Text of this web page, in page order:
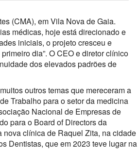
(CMA), em Vila Nova de Gaia.
médicas, hoje está direcionado e
iniciais, o projeto cresceu e
dia”. O CEO e diretor clínico
dos elevados padrões de
outros temas que mereceram a
Trabalho para o setor da medicina
Nacional de Empresas de
para o Board of Directors da
clínica de Raquel Zita, na cidade
Dentistas, que em 2023 teve lugar na